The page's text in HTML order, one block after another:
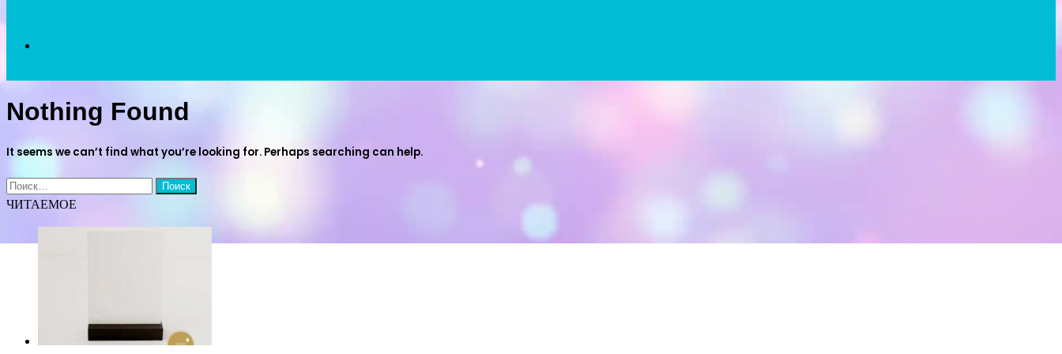
for
Nothing Found
It seems we can’t find what you’re looking for. Perhaps searching can help.
Найти:
ЧИТАЕМОЕ